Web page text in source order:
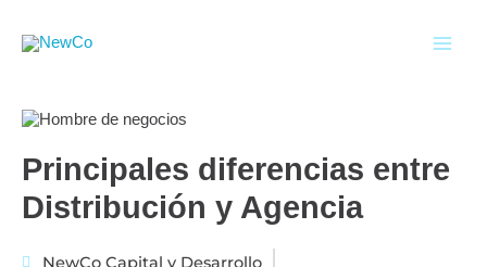
contenido
Principales diferencias entre
Distribución y Agencia
NewCo Capital y Desarrollo